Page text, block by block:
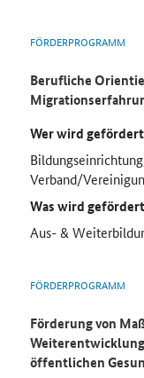
FÖRDERPROGRAMM
Berufliche
Wer wird
Verband/
Was wird
Aus- &
FÖRDERPROGRAMM
Förderung von
öffentlichen